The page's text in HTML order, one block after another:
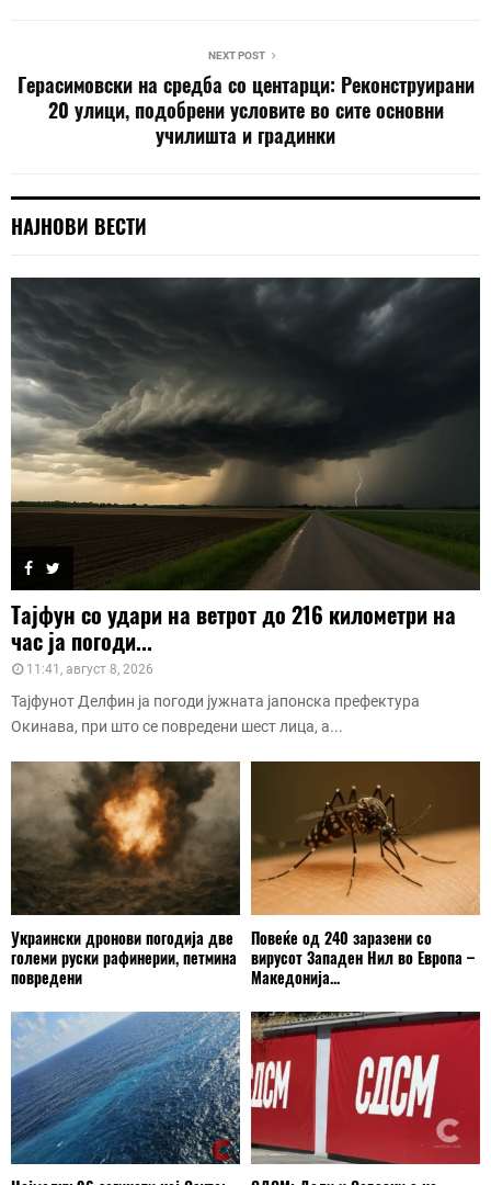
NEXT POST
Герасимовски на средба со центарци: Реконструирани
20 улици, подобрени условите во сите основни
училишта и градинки
НАЈНОВИ ВЕСТИ
Тајфун со удари на ветрот до 216 километри на
час ја погоди...
11:41, август 8, 2026
Тајфунот Делфин ја погоди јужната јапонска префектура
Окинава, при што се повредени шест лица, а...
Украински дронови погодија две
големи руски рафинерии, петмина
повредени
Повеќе од 240 заразени со
вирусот Западен Нил во Европа –
Македонија...